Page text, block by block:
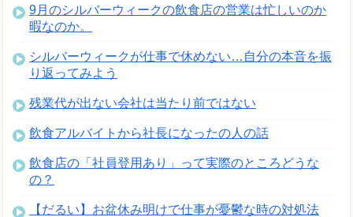
9月のシルバーウィークの飲食店の営業は忙しいのか
暇なのか。
シルバーウィークが仕事で休めない…自分の本音を振
り返ってみよう
残業代が出ない会社は当たり前ではない
飲食アルバイトから社長になったの人の話
飲食店の「社員登用あり」って実際のところどうな
の？
【だるい】お盆休み明けで仕事が憂鬱な時の対処法